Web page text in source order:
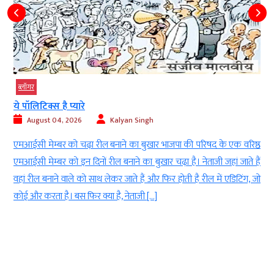
ब्‍लॉगर
ये पॉलिटिक्स है प्यारे
August 04, 2026 Kalyan Singh
एमआईसी मेम्बर को चढ़ा रील बनाने का बुखार भाजपा की परिषद के एक वरिष्ठ
एमआईसी मेम्बर को इन दिनों रील बनाने का बुखार चढ़ा है। नेताजी जहां जाते हैं
वहां रील बनाने वाले को साथ लेकर जाते हैं और फिर होती है रील में एडिटिंग, जो
कोई और करता है। बस फिर क्या है, नेताजी […]